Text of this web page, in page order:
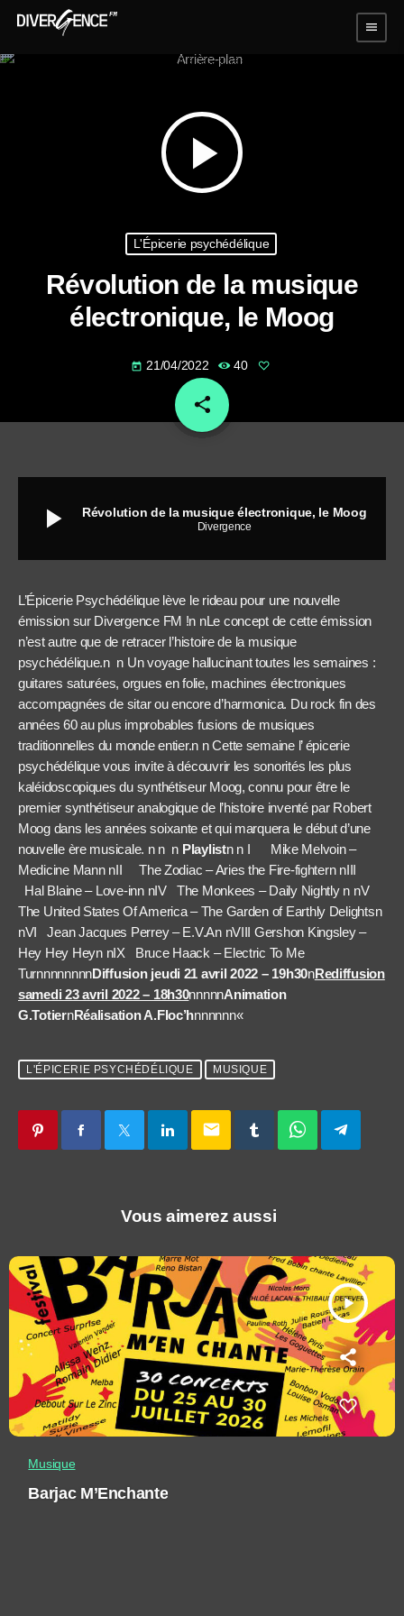
menu
play_arrow
L'Épicerie psychédélique
Révolution de la musique
électronique, le Moog
today 21/04/2022 40
share
email
play_arrow Révolution de la musique électronique, le Moog
Divergence
L’Épicerie Psychédélique lève le rideau pour une nouvelle
émission sur Divergence FM !n nLe concept de cette émission
n’est autre que de retracer l’histoire de la musique
psychédélique.n n Un voyage hallucinant toutes les semaines :
guitares saturées, orgues en folie, machines électroniques
accompagnées de sitar ou encore d’harmonica. Du rock fin des
années 60 au plus improbables fusions de musiques
traditionnelles du monde entier.n nCette semaine l’ épicerie
psychédélique vous invite à découvrir les sonorités les plus
kaléidoscopiques du synthétiseur Moog, connu pour être le
premier synthétiseur analogique de l’histoire inventé par Robert
Moog dans les années soixante et qui marquera le début d’une
nouvelle ère musicale. n n n Playlistn n I
Mike Melvoin –
Medicine Mann nII The Zodiac – Aries the Fire-fightern nIII
Hal Blaine – Love-inn nIV The Monkees – Daily Nightly n nV
The United States Of America – The Garden of Earthly Delightsn
nVI
Jean Jacques Perrey – E.V.An nVIII Gershon Kingsley –
Hey Hey Heyn nIX
Bruce Haack – Electric To Me
TurnnnnnnnnDiffusion jeudi 21 avril 2022 – 19h30nRediffusion
samedi 23 avril 2022 – 18h30nnnnnAnimation
G.TotiernRéalisation A.Floc’hnnnnnn«
L'ÉPICERIE PSYCHÉDÉLIQUE MUSIQUE
email
Vous aimerez aussi
play_arrow
Musique
Barjac M’Enchante